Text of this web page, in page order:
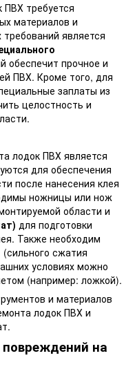
ПВХ требуется
материалов и
является
обеспечит прочное и
ПВХ. Кроме того, для
заплаты из
целостность и
лодок ПВХ является
для обеспечения
после нанесения клея
ножницы или нож
области и
для подготовки
Также необходим
(сильного сжатия
условиях можно
(например: ложкой).
и материалов
лодок ПВХ и
на